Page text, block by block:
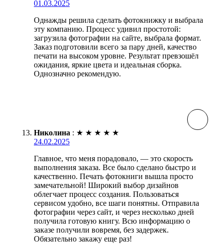
01.03.2025
Однажды решила сделать фотокнижку и выбрала
эту компанию. Процесс удивил простотой:
загрузила фотографии на сайте, выбрала формат.
Заказ подготовили всего за пару дней, качество
печати на высоком уровне. Результат превзошёл
ожидания, яркие цвета и идеальная сборка.
Однозначно рекомендую.
Николина : ★ ★ ★ ★ ★
24.02.2025
Главное, что меня порадовало, — это скорость
выполнения заказа. Все было сделано быстро и
качественно. Печать фотокниги вышла просто
замечательной! Широкий выбор дизайнов
облегчает процесс создания. Пользоваться
сервисом удобно, все шаги понятны. Отправила
фотографии через сайт, и через несколько дней
получила готовую книгу. Всю информацию о
заказе получили вовремя, без задержек.
Обязательно закажу еще раз!